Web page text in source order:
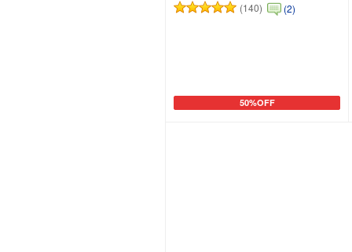
(140)
(2)
50%OFF
カートに追加